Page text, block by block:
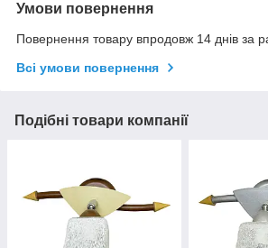
Умови повернення
Повернення товару впродовж 14 днів за
Всі умови повернення
Подібні товари компанії